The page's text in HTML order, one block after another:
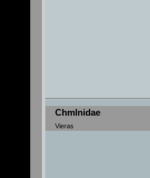
Chmlnidae
Vieras